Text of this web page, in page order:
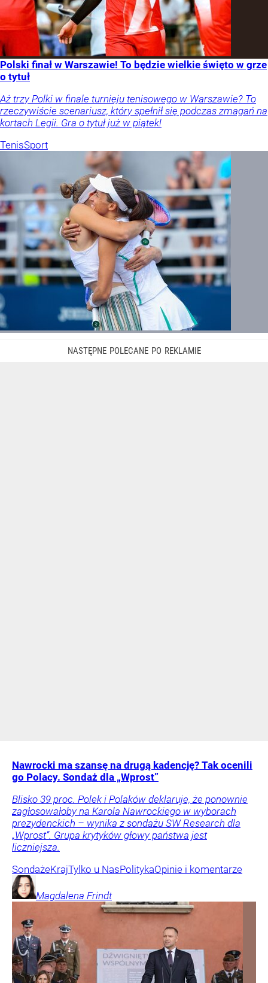
Polski finał w Warszawie! To będzie wielkie święto w grze
o tytuł
Aż trzy Polki w finale turnieju tenisowego w Warszawie? To
rzeczywiście scenariusz, który spełnił się podczas zmagań na
kortach Legii. Gra o tytuł już w piątek!
TenisSport
Nawrocki ma szansę na drugą kadencję? Tak ocenili
go Polacy. Sondaż dla „Wprost”
Blisko 39 proc. Polek i Polaków deklaruje, że ponownie
zagłosowałoby na Karola Nawrockiego w wyborach
prezydenckich – wynika z sondażu SW Research dla
„Wprost”. Grupa krytyków głowy państwa jest
liczniejsza.
SondażeKrajTylko u NasPolitykaOpinie i komentarze
Magdalena Frindt